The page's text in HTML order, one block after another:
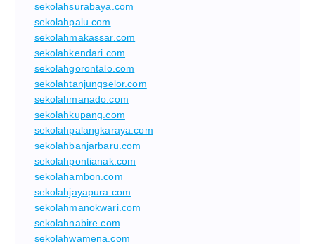
sekolahsurabaya.com
sekolahpalu.com
sekolahmakassar.com
sekolahkendari.com
sekolahgorontalo.com
sekolahtanjungselor.com
sekolahmanado.com
sekolahkupang.com
sekolahpalangkaraya.com
sekolahbanjarbaru.com
sekolahpontianak.com
sekolahambon.com
sekolahjayapura.com
sekolahmanokwari.com
sekolahnabire.com
sekolahwamena.com